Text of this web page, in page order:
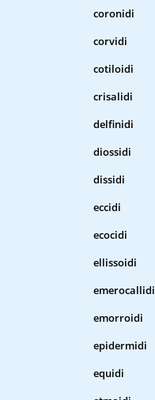
coronidi
corvidi
cotiloidi
crisalidi
delfinidi
diossidi
dissidi
eccidi
ecocidi
ellissoidi
emerocallidi
emorroidi
epidermidi
equidi